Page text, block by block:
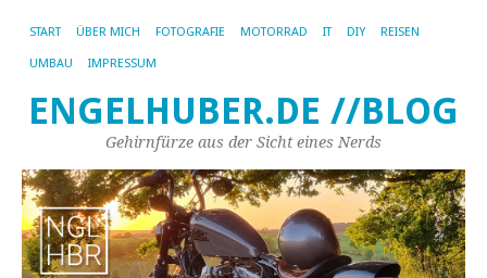
START ÜBER MICH FOTOGRAFIE MOTORRAD IT DIY REISEN
UMBAU IMPRESSUM
ENGELHUBER.DE //BLOG
Gehirnfürze aus der Sicht eines Nerds